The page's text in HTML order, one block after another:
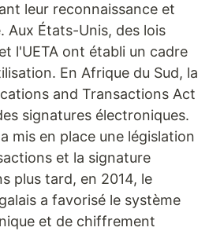
leur reconnaissance et
Aux États-Unis, des lois
l'UETA ont établi un cadre
En Afrique du Sud, la
and Transactions Act
signatures électroniques.
mis en place une législation
et la signature
plus tard, en 2014, le
a favorisé le système
et de chiffrement